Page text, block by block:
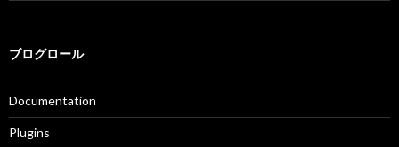
ブログロール
Documentation
Plugins